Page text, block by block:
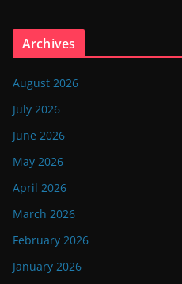
Archives
August 2026
July 2026
June 2026
May 2026
April 2026
March 2026
February 2026
January 2026